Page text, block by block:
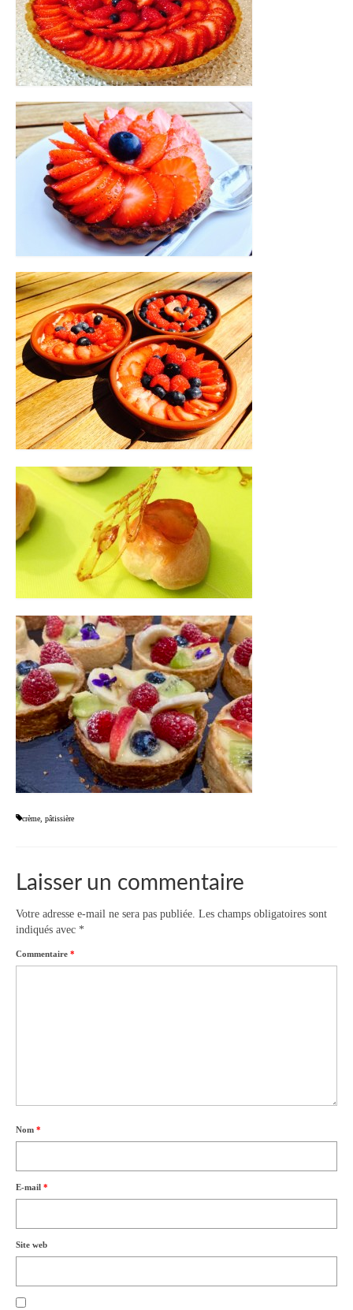
crème pâtissière
Laisser un commentaire
Votre adresse e-mail ne sera pas publiée. Les champs obligatoires sont
indiqués avec *
Commentaire *
Nom *
E-mail *
Site web